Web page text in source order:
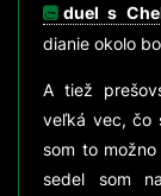
duel s
dianie okolo
A tiež
veľká vec, čo
som to
sedel som